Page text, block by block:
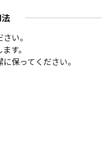
い。
す。
保ってください。